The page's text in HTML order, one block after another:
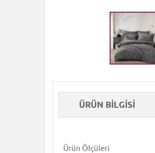
ÜRÜN BILGISI
Ürün Ölçüleri